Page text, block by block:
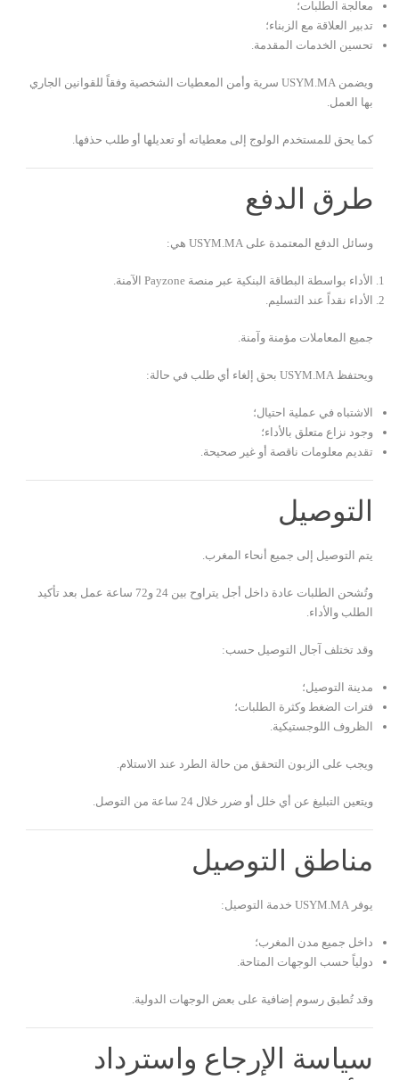
معالجة الطلبات؛
تدبير العلاقة مع الزبناء؛
تحسين الخدمات المقدمة.
ويضمن USYM.MA سرية وأمن المعطيات الشخصية وفقاً للقوانين الجاري
بها العمل.
كما يحق للمستخدم الولوج إلى معطياته أو تعديلها أو طلب حذفها.
طرق الدفع
وسائل الدفع المعتمدة على USYM.MA هي:
الأداء بواسطة البطاقة البنكية عبر منصة Payzone الآمنة.
الأداء نقداً عند التسليم.
جميع المعاملات مؤمنة وآمنة.
ويحتفظ USYM.MA بحق إلغاء أي طلب في حالة:
الاشتباه في عملية احتيال؛
وجود نزاع متعلق بالأداء؛
تقديم معلومات ناقصة أو غير صحيحة.
التوصيل
يتم التوصيل إلى جميع أنحاء المغرب.
وتُشحن الطلبات عادة داخل أجل يتراوح بين 24 و72 ساعة عمل بعد تأكيد
الطلب والأداء.
وقد تختلف آجال التوصيل حسب:
مدينة التوصيل؛
فترات الضغط وكثرة الطلبات؛
الظروف اللوجستيكية.
ويجب على الزبون التحقق من حالة الطرد عند الاستلام.
ويتعين التبليغ عن أي خلل أو ضرر خلال 24 ساعة من التوصل.
مناطق التوصيل
يوفر USYM.MA خدمة التوصيل:
داخل جميع مدن المغرب؛
دولياً حسب الوجهات المتاحة.
وقد تُطبق رسوم إضافية على بعض الوجهات الدولية.
سياسة الإرجاع واسترداد